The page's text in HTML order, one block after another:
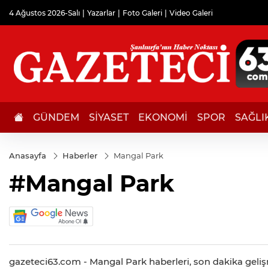
4 Ağustos 2026-Salı Yazarlar Foto Galeri Video Galeri
GÜNDEM SİYASET EKONOMİ SPOR
Anasayfa Haberler Mangal Park
#Mangal Park
gazeteci63.com - Mangal Park haberleri, son dakika